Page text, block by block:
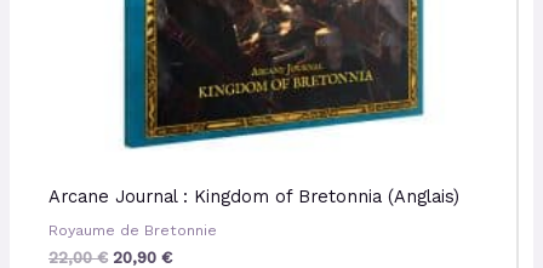
Arcane Journal : Kingdom of Bretonnia (Anglais)
Royaume de Bretonnie
22,00€ 20,90 €